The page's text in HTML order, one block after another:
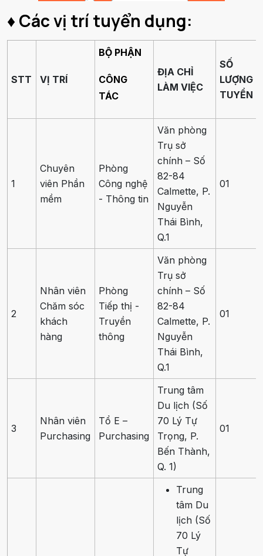
♦ Các vị trí tuyển dụng:
STT VỊ TRÍ
BỘ PHẬN
CÔNG
TÁC
ĐỊA CHỈ
LÀM VIỆC
SỐ
LƯỢNG
TUYỂN
1
Chuyên
viên Phần
mềm
Phòng
Công nghệ
- Thông tin
Văn phòng
Trụ sở
chính – Số
82-84
Calmette, P.
Nguyễn
Thái Bình,
Q.1
01
2
Nhân viên
Chăm sóc
khách
hàng
Phòng
Tiếp thị -
Truyền
thông
Văn phòng
Trụ sở
chính – Số
82-84
Calmette, P.
Nguyễn
Thái Bình,
Q.1
01
3
Nhân viên
Purchasing
Tổ E –
Purchasing
Trung tâm
Du lịch (Số
70 Lý Tự
Trọng, P.
Bến Thành,
Q. 1)
01
Trung
tâm Du
lịch (Số
70 Lý
Tự